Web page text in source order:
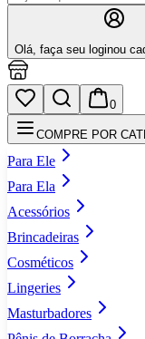
Olá, faça seu loginou
0
COMPRE POR
Para Ele
Para Ela
Acessórios
Brincadeiras
Cosméticos
Lingeries
Masturbadores